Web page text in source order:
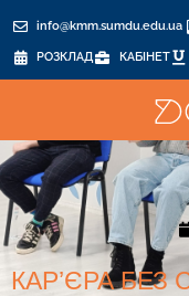
info@kmm.sumdu.edu.ua
РОЗКЛАД КАБІНЕТ
КАР’ЄРА БЕЗ